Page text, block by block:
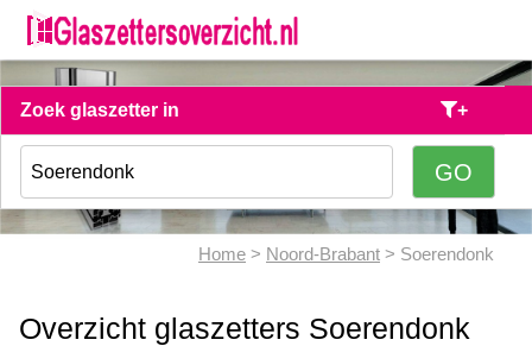
Zoek glaszetter in +
Home > Noord-Brabant > Soerendonk
Overzicht glaszetters Soerendonk